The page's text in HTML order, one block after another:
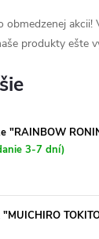
obmedzenej akcii!
produkty ešte
"RAINBOW
3-7 dní)